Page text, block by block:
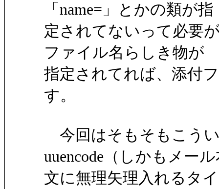
「name=」とかの類が指
定されてないって必要
ファイル名らしき物が
指定されてれば、添付
す。
今回はそもそもこう
uuencode（しかもメー
文に無理矢理入れるタ